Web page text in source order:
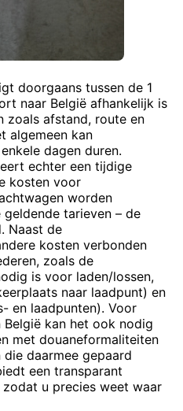
doorgaans tussen de 1
naar België afhankelijk is
zoals afstand, route en
algemeen kan
dagen duren.
echter een tijdige
kosten voor
worden
tarieven – de
Naast de
kosten verbonden
zoals de
is voor laden/lossen,
naar laadpunt) en
en laadpunten). Voor
België kan het ook nodig
met douaneformaliteiten
daarmee gepaard
een transparant
u precies weet waar